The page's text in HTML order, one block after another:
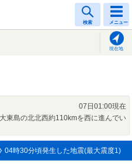
検索 メニュー
現在地
07日01:00現在
東島の北北西約110kmを西に進んでい
04時30分頃発生した地震(最大震度1)